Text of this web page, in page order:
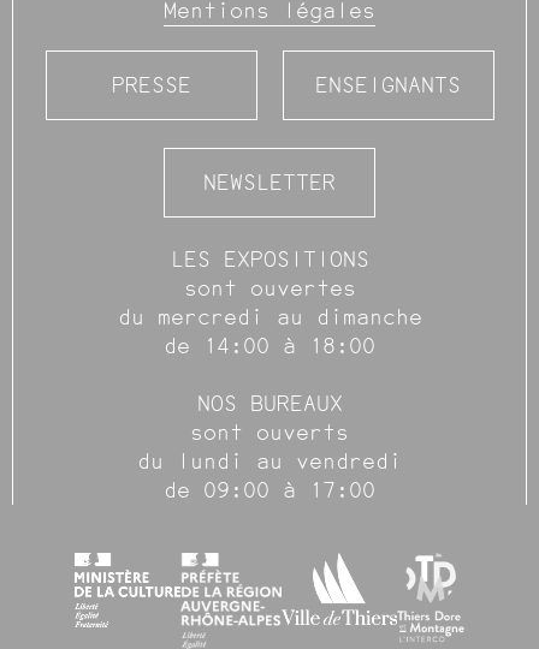
Mentions légales
PRESSE ENSEIGNANTS
NEWSLETTER
LES EXPOSITIONS
sont ouvertes
du mercredi au dimanche
de 14:00 à 18:00
NOS BUREAUX
sont ouverts
du lundi au vendredi
de 09:00 à 17:00